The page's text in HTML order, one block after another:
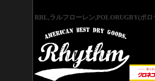
RRL,ラルフローレン,POLORUGBY(ポ